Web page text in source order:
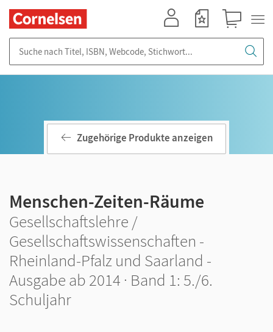
Zugehörige Produkte anzeigen
Menschen-Zeiten-Räume
Gesellschaftslehre /
Gesellschaftswissenschaften -
Rheinland-Pfalz und Saarland -
Ausgabe ab 2014 · Band 1: 5./6.
Schuljahr